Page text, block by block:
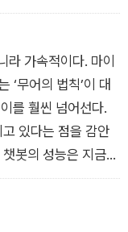
것이 중요했다면, 이
자랑을 하는 시대다.
를 즐겼다면, 다양한
시간씩 ‘콘텐츠’를
다. 현대사회에서 시
쓰고 그 가성비를
가속적이다. 마이
‘무어의 법칙’이 대
를 훨씬 넘어선다.
있다는 점을 감안
봇의 성능은 지금의
능해 보인다. 아찔
도 충분히 놀라운 변